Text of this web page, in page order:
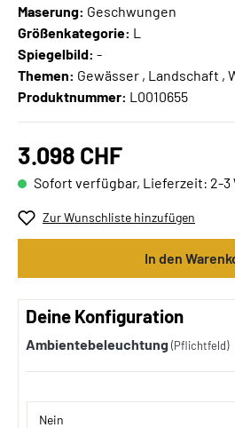
Maserung: Geschwungen
Größenkategorie: L
Spiegelbild: -
Themen: Gewässer , Landschaft ,
Produktnummer: L0010655
3.098 CHF
Sofort verfügbar, Lieferzeit: 2-3
Zur Wunschliste hinzufügen
In den
Deine Konfiguration
Ambientebeleuchtung (Pflichtfeld)